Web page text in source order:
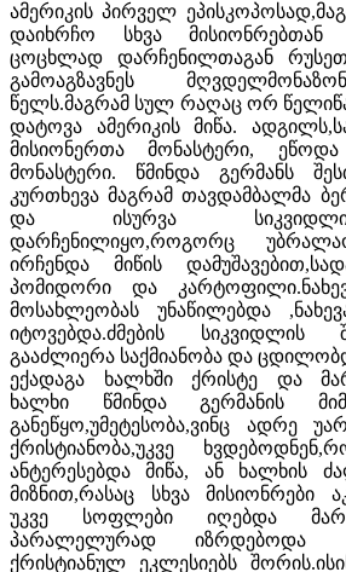
ამერიკის პირველ
დაიხრჩო სხვა მისიონრებთან
ცოცხლად დარჩენილთაგან
გამოაგზავნეს
წელს.მაგრამ სულ რაღაც ორ
დატოვა ამერიკის მიწა.
მისიონერთა მონასტერი,
მონასტერი. წმინდა გერმანს
კურთხევა მაგრამ თავდამბალმა
და ისურვა
დარჩენილიყო,როგორც
ირჩენდა მიწის
პომიდორი და
მოსახლეობას უნაწილებდა
იტოვებდა.ძმების სიკვიდლის
გააძლიერა საქმიანობა და
ექადაგა ხალხში ქრისტე და
ხალხი წმინდა გერმანის
განეწყო,უმეტესობა,ვინც ადრე
ქრისტიანობა,უკვე
ანტერესებდა მიწა, ან ხალხის
მიზნით,რასაც სხვა მისიონრები
უკვე სოფლები იღებდა
პარალელურად იზრდებოდა
ქრისტიანულ ეკლესიებს